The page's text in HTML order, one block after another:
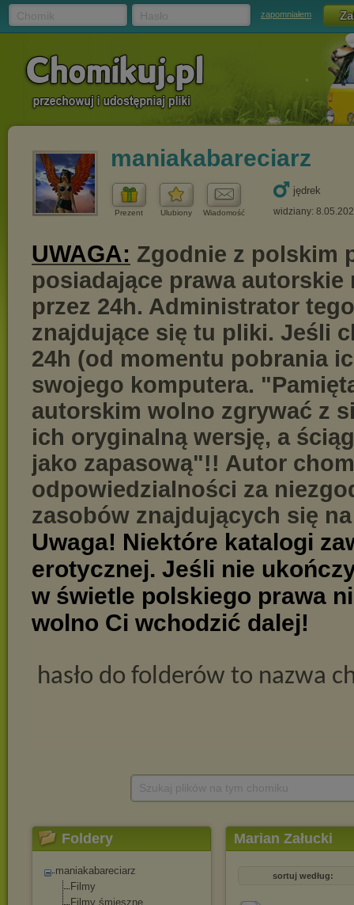
zapomniałem
maniakabareciarz
Prezent Ulubiony Wiadomość
jędrek
widziany:
Foldery
maniakabareciarz
Filmy
Filmy śmieszne
Marian Załucki
sortuj według: